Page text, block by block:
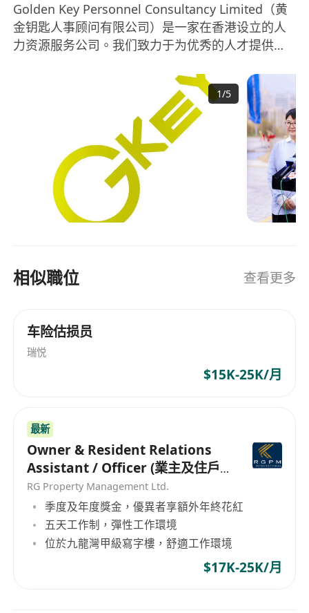
Golden Key Personnel Consultancy Limited（黄
金钥匙人事顾问有限公司）是一家在香港设立的人
力资源服务公司。我们致力于为优秀的人才提供卓
生、信息通信技术、专业领域和专业人才的招聘服
务，为公司和个人搭建桥梁。作为领先的人力资源
服务提供商，Golden Key Personnel Consultancy
Limited凭借多年的经验和专业知识，帮助企业和个
人实现共同的目标。我们的团队由经验丰富且充满
激情的人力资源专家组成，他们将为您提供全面的
招聘解决方案。Golden Key Personnel
Consultancy Limited成立于2020年，秉承着以人为
本、专业精神的理念，致力于提供最佳的人力资源
管还是毕业生，无论是信息通信技术领域还是专业
关注市场的变化和发展趋势，以便更好地满足企业
和个人的需求。无论您是寻找优秀的人才还是寻找
理想的职位，我们都将竭诚为您服务。 Golden Key
Personnel Consultancy Limited, established in
company dedicated to providing exceptional
opportunities and facilitating successful models
for outstanding talents. We offer recruitment
services for executives, graduates, information
communication technology, professional fields,
and specialized talents, bridging the gap
between companies and individuals. As a
leading provider of human resource services,
Golden Key Personnel Consultancy Limited
1/5
相似職位 查看更多
车险估损员
瑞悦
$15K-25K/月
最新
Owner & Resident Relations
Assistant / Officer (業主及住戶
關係助理/主任）
RG Property Management Ltd.
季度及年度獎金，優異者享額外年終花紅
五天工作制，彈性工作環境
位於九龍灣甲級寫字樓，舒適工作環境
$17K-25K/月